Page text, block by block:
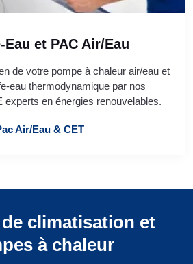
Eau et PAC Air/Eau
de votre pompe à chaleur air/eau et
eau thermodynamique par nos
experts en énergies renouvelables.
Air/Eau & CET
climatisation et
à chaleur